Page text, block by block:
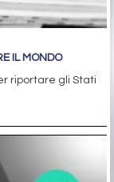
IL MONDO
riportare gli Stati